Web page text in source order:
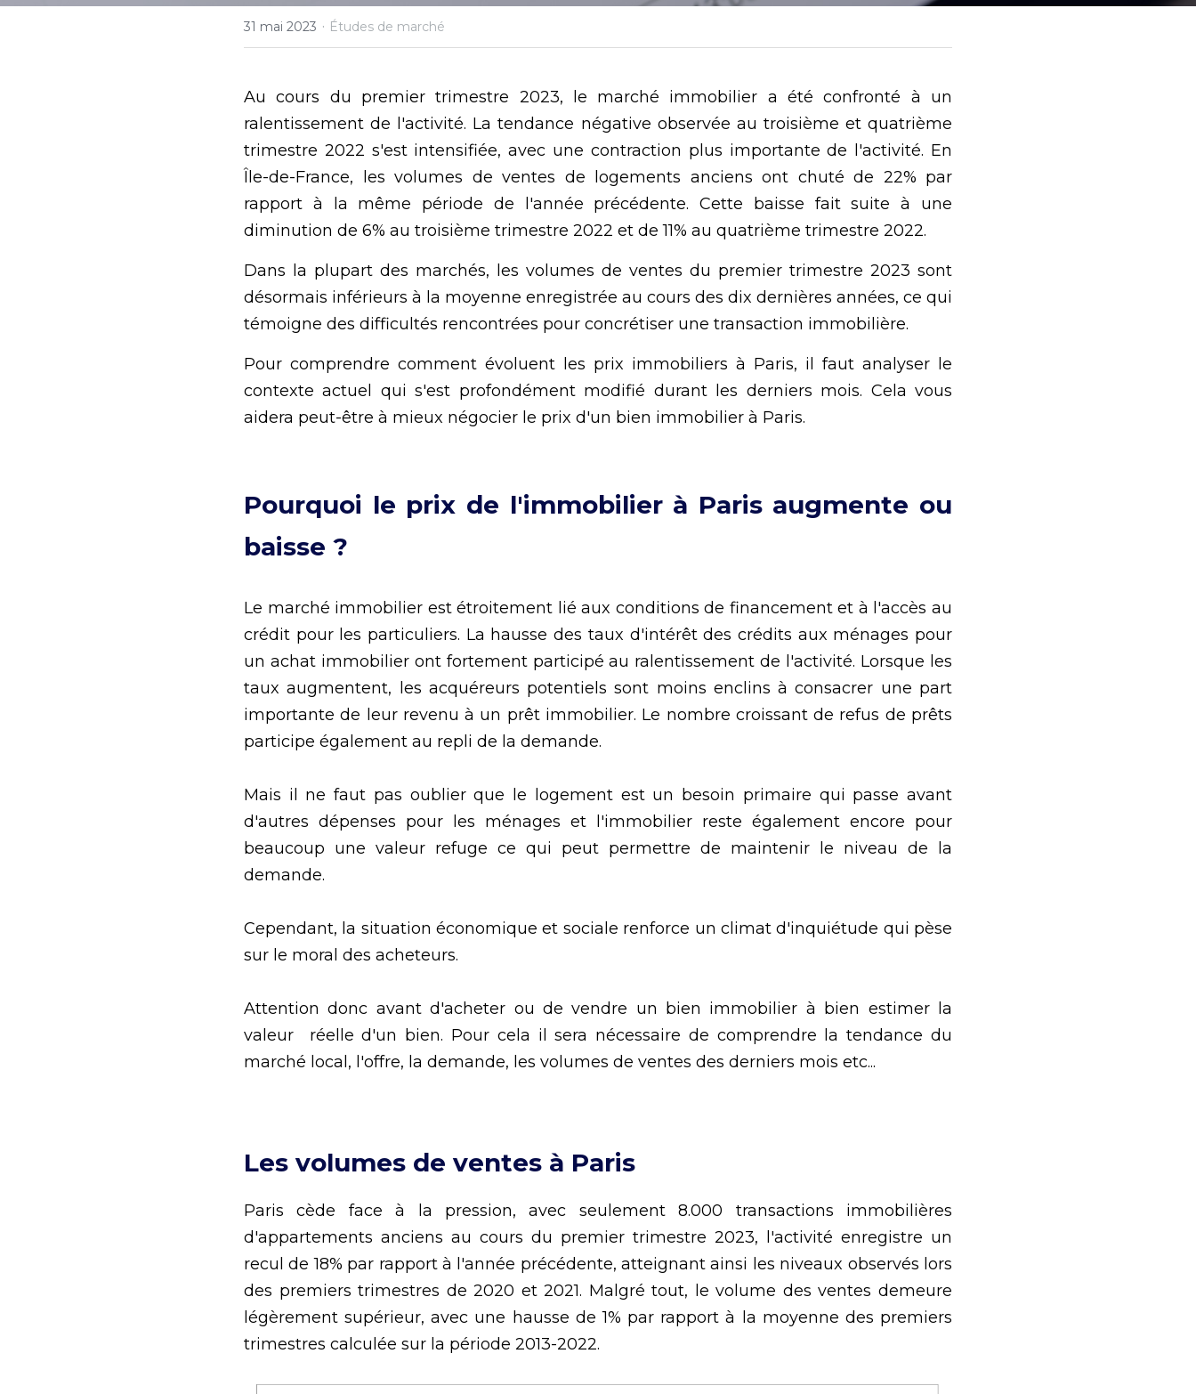
31 mai 2023 · Études de marché
Au cours du premier trimestre 2023, le marché immobilier a été confronté à un
ralentissement de l'activité. La tendance négative observée au troisième et quatrième
trimestre 2022 s'est intensifiée, avec une contraction plus importante de l'activité. En
Île-de-France, les volumes de ventes de logements anciens ont chuté de 22% par
rapport à la même période de l'année précédente. Cette baisse fait suite à une
diminution de 6% au troisième trimestre 2022 et de 11% au quatrième trimestre 2022.
Dans la plupart des marchés, les volumes de ventes du premier trimestre 2023 sont
désormais inférieurs à la moyenne enregistrée au cours des dix dernières années, ce qui
témoigne des difficultés rencontrées pour concrétiser une transaction immobilière.
Pour comprendre comment évoluent les prix immobiliers à Paris, il faut analyser le
contexte actuel qui s'est profondément modifié durant les derniers mois. Cela vous
aidera peut-être à mieux négocier le prix d'un bien immobilier à Paris.
Pourquoi le prix de l'immobilier à Paris augmente ou
baisse ?
Le marché immobilier est étroitement lié aux conditions de financement et à l'accès au
crédit pour les particuliers. La hausse des taux d'intérêt des crédits aux ménages pour
un achat immobilier ont fortement participé au ralentissement de l'activité. Lorsque les
taux augmentent, les acquéreurs potentiels sont moins enclins à consacrer une part
importante de leur revenu à un prêt immobilier. Le nombre croissant de refus de prêts
participe également au repli de la demande.
Mais il ne faut pas oublier que le logement est un besoin primaire qui passe avant
d'autres dépenses pour les ménages et l'immobilier reste également encore pour
beaucoup une valeur refuge ce qui peut permettre de maintenir le niveau de la
demande.
Cependant, la situation économique et sociale renforce un climat d'inquiétude qui pèse
sur le moral des acheteurs.
Attention donc avant d'acheter ou de vendre un bien immobilier à bien estimer la
valeur  réelle d'un bien. Pour cela il sera nécessaire de comprendre la tendance du
marché local, l'offre, la demande, les volumes de ventes des derniers mois etc...
Les volumes de ventes à Paris
Paris cède face à la pression, avec seulement 8.000 transactions immobilières
d'appartements anciens au cours du premier trimestre 2023, l'activité enregistre un
recul de 18% par rapport à l'année précédente, atteignant ainsi les niveaux observés lors
des premiers trimestres de 2020 et 2021. Malgré tout, le volume des ventes demeure
légèrement supérieur, avec une hausse de 1% par rapport à la moyenne des premiers
trimestres calculée sur la période 2013-2022.